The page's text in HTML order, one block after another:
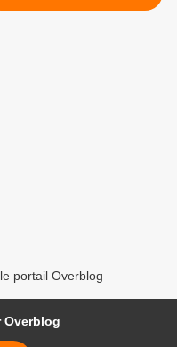
portail Overblog
Overblog